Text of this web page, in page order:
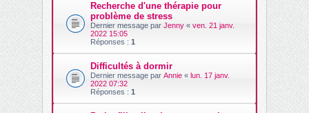
Recherche d'une thérapie pour
problème de stress
Dernier message par Jenny « ven. 21 janv.
2022 15:05
Réponses : 1
Difficultés à dormir
Dernier message par Annie « lun. 17 janv.
2022 07:32
Réponses : 1